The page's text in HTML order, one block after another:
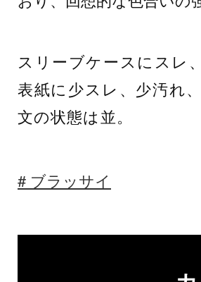
スリーブケースにスレ
表紙に少スレ、少汚れ
文の状態は並。
ブラッサイ